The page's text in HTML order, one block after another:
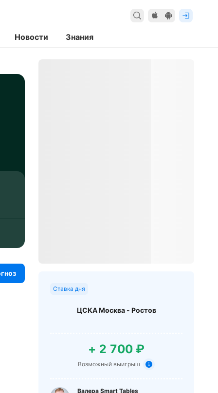
Новости Знания
Ставка дня
ЦСКА Москва - Ростов
+ 2 700 ₽
Возможный выигрыш
Валера Smart Tables